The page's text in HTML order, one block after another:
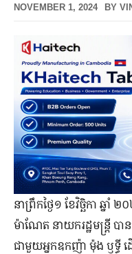
NOVEMBER 1, 2024 BY
នាព្រឹកថ្ងៃ១ ខែ​វិច្ឆិកា ឆ្ន
ម៉ាណែត នាយករដ្ឋមន្ត្រី
ជាមួយ​អ្នកឧកញ៉ា ម៉ុង ឫទ្ធី ដ